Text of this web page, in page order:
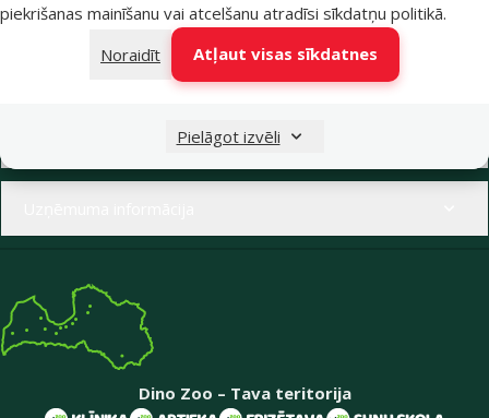
piekrišanas mainīšanu vai atcelšanu atradīsi sīkdatņu politikā.
Noraidīt
Atļaut visas sīkdatnes
Pielāgot izvēli
Raksti čatā
sākt saraksti
Apmeklē klātienē
kādu no mūsu veikaliem
Dino Zoo – Tava teritorija